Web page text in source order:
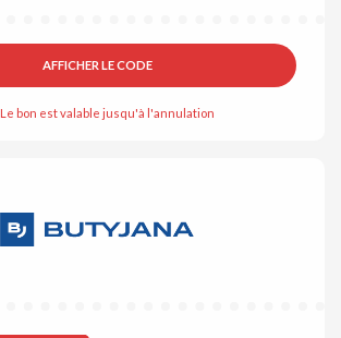
AFFICHER LE CODE
Le bon est valable jusqu'à l'annulation